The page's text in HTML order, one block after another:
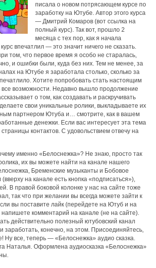
писала о новом потрясающем курсе по
заработку на Ютубе. Автор этого курса
— Дмитрий Комаров (вот ссылка на
полный курс). Так вот, прошло 2
месяца с тех пор, как я начала
впечатлил — это значит ничего не сказать.
том, что первое время я особо не старалась,
и ошибки были, куда без них. Тем не менее, за
на Ютубе я заработала столько, сколько за
Хотите попробовать стать настоящим
все возможности. Недавно вышло продолжение
о том, как создавать и раскручивать
свои уникальные ролики, выкладываете их
партнером Ютуба и… смотрите, как в вашем
денежки. Если вас интересует эта тема
контактов. С удовольствием отвечу на
именно «Белоснежка»? Не знаю, просто так
их вы можете найти на канале нашего
Бременские музыканты и Бобовое
на канале есть кнопка «подписаться»),
В правой боковой колонке у нас на сайте тоже
так что при желании вы всегда можете зайти к
вы поставите лайк (перейдете на Ютуб и на
комментарий на канале (не на сайте).
действительно полезный ютубовский канал
конечно, на этом. Присоединяйтесь,
Ну все, теперь — «Белоснежка» аудио сказка.
Наталья. Оформлена аудиосказка «Белоснежка»